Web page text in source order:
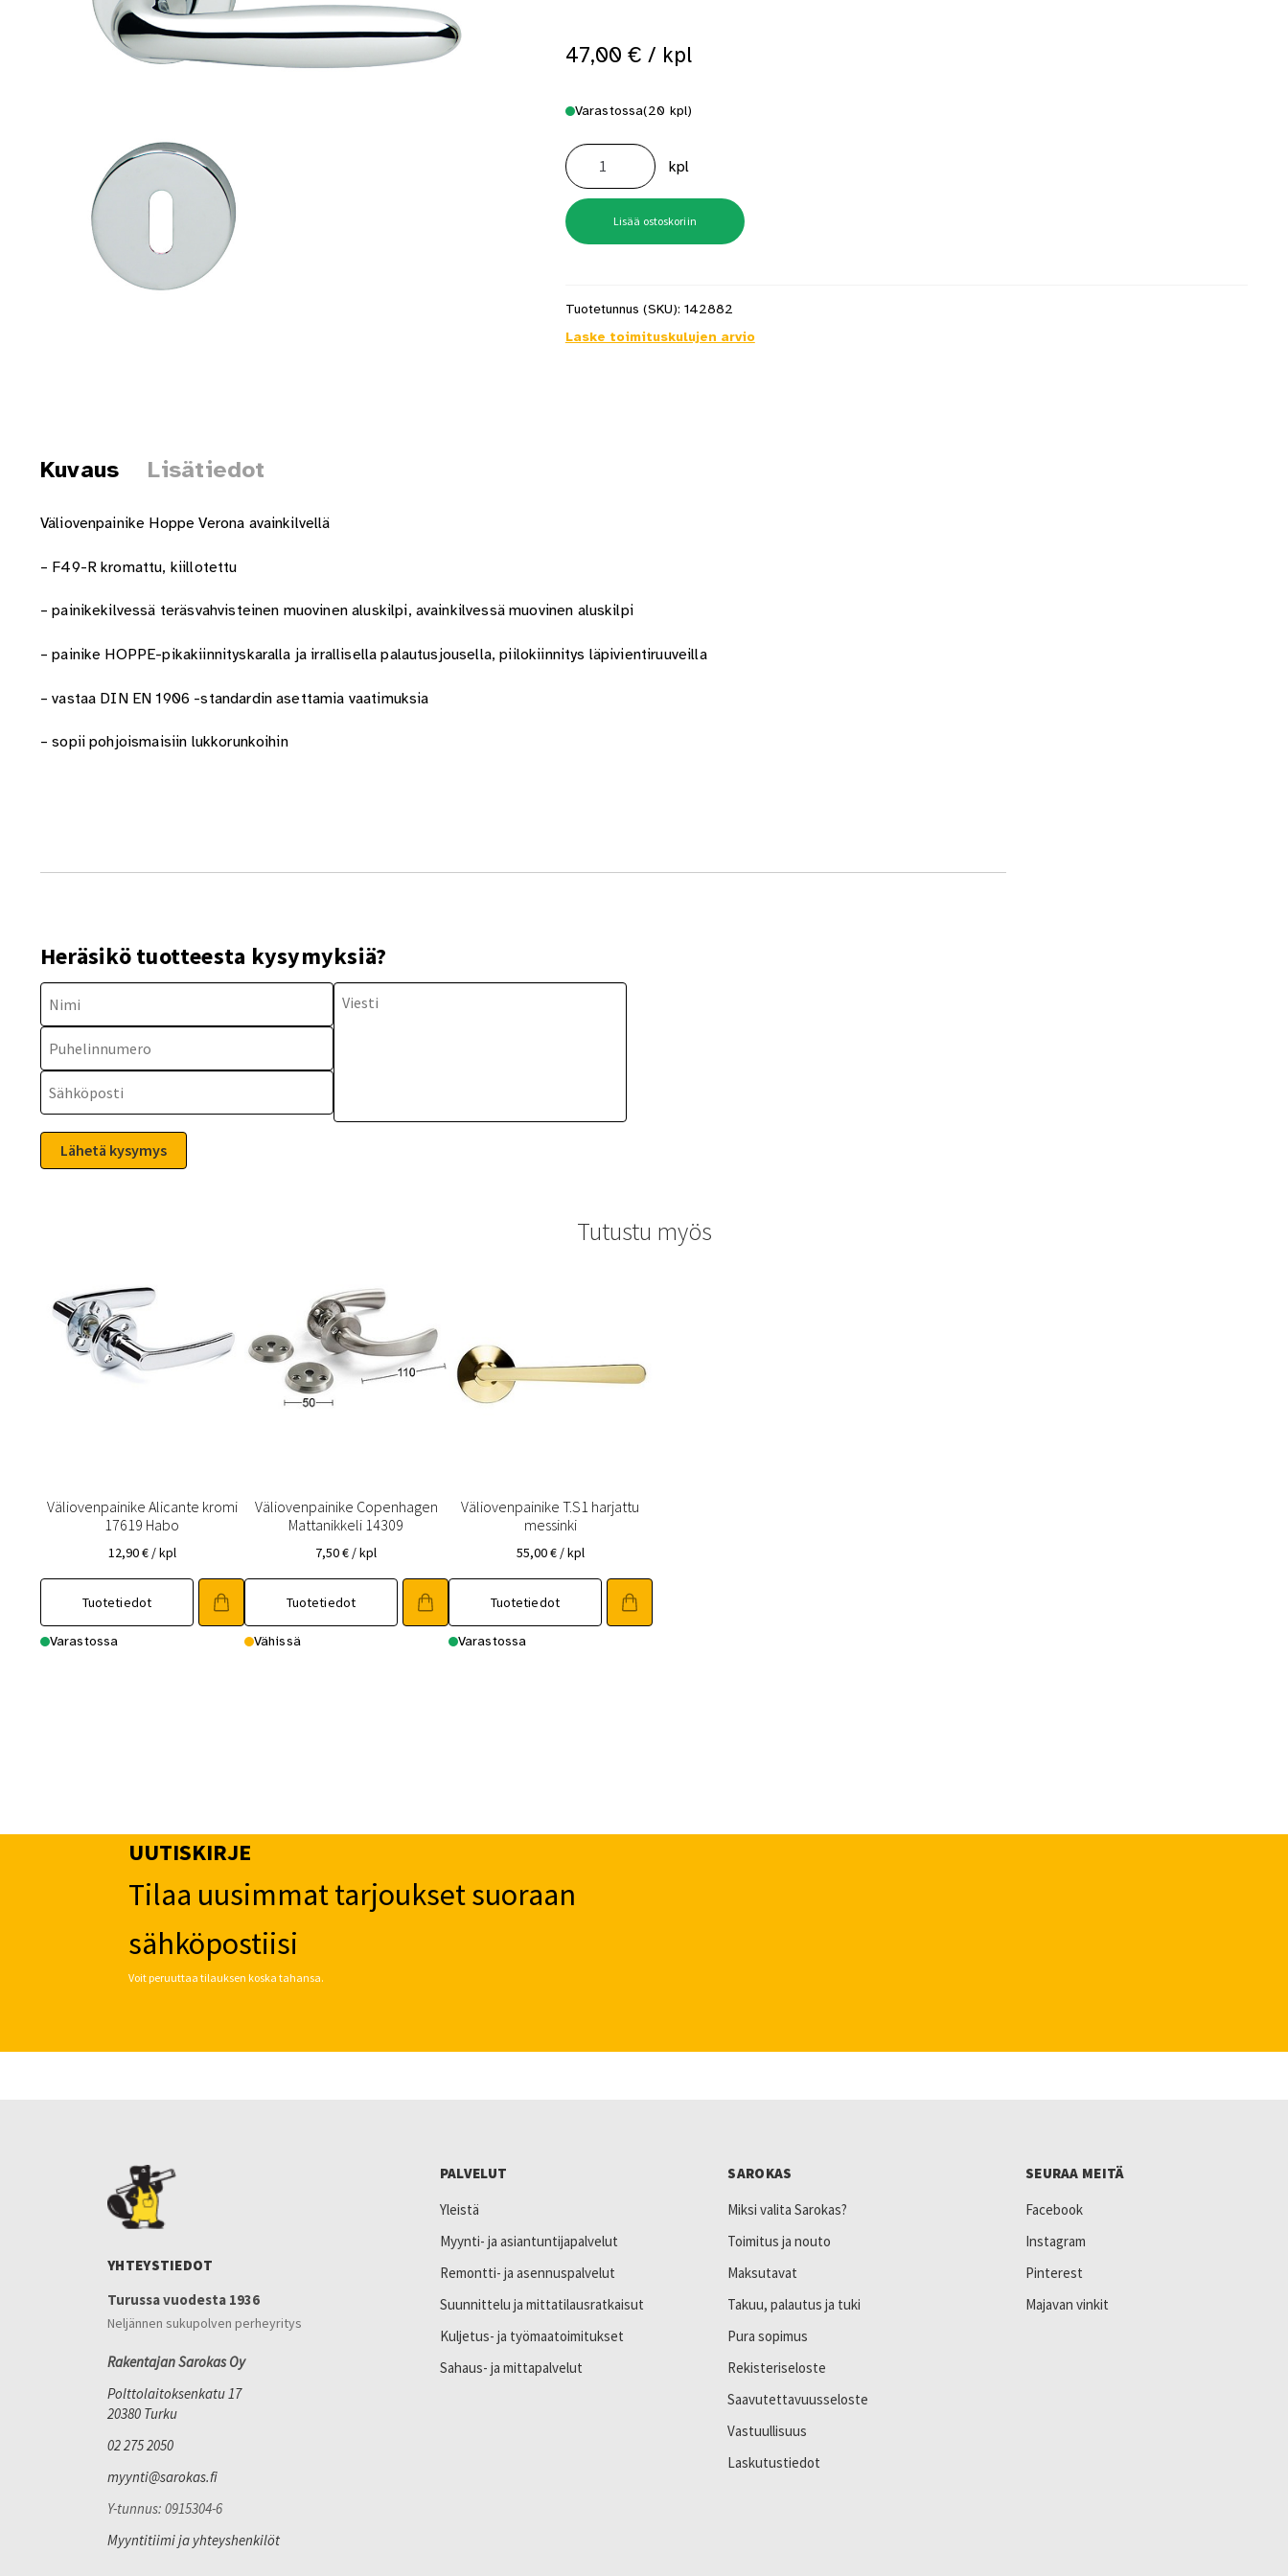
Toimitustavat- ja kulutTummuneet tai kuivat lauteet? Näin saat saunan puupinnat taas siisteiksi
47,00 € / kpl
Varastossa(20 kpl)
Väliovenpainike
Verona
37-
42mm
F49-
R
kromattu
avainkilvellä
määrä
kpl
Lisää ostoskoriin
Tuotetunnus (SKU): 142882
Laske toimituskulujen arvio
Kuvaus Lisätiedot
Väliovenpainike Hoppe Verona avainkilvellä
– F49-R kromattu, kiillotettu
– painikekilvessä teräsvahvisteinen muovinen aluskilpi, avainkilvessä muovinen aluskilpi
– painike HOPPE-pikakiinnityskaralla ja irrallisella palautusjousella, piilokiinnitys läpivientiruuveilla
– vastaa DIN EN 1906 -standardin asettamia vaatimuksia
– sopii pohjoismaisiin lukkorunkoihin
Heräsikö tuotteesta kysymyksiä?
Tutustu myös
Väliovenpainike Alicante kromi
17619 Habo
12,90€ / kpl
Tuotetiedot
Varastossa
Väliovenpainike Copenhagen
Mattanikkeli 14309
7,50€ / kpl
Tuotetiedot
Vähissä
Väliovenpainike T.S1 harjattu
messinki
55,00€ / kpl
Tuotetiedot
Varastossa
UUTISKIRJE
Tilaa uusimmat tarjoukset suoraan
sähköpostiisi
Voit peruuttaa tilauksen koska tahansa.
YHTEYSTIEDOT
Turussa vuodesta 1936
Neljännen sukupolven perheyritys
Rakentajan Sarokas Oy
Polttolaitoksenkatu 17
20380 Turku
02 275 2050
myynti@sarokas.fi
Y-tunnus: 0915304-6
Myyntitiimi ja yhteyshenkilöt
PALVELUT
Yleistä
Myynti- ja asiantuntijapalvelut
Remontti- ja asennuspalvelut
Suunnittelu ja mittatilausratkaisut
Kuljetus- ja työmaatoimitukset
Sahaus- ja mittapalvelut
SAROKAS
Miksi valita Sarokas?
Toimitus ja nouto
Maksutavat
Takuu, palautus ja tuki
Pura sopimus
Rekisteriseloste
Saavutettavuusseloste
Vastuullisuus
Laskutustiedot
SEURAA MEITÄ
Facebook
Instagram
Pinterest
Majavan vinkit